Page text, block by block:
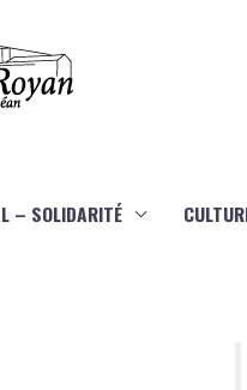
– SOLIDARITÉ